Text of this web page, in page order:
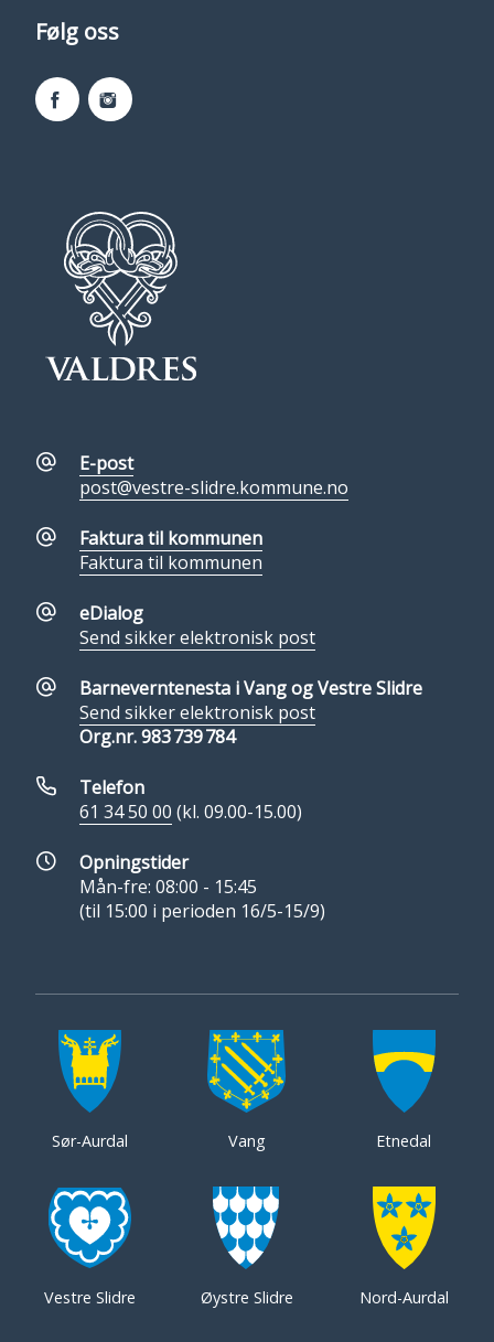
Følg oss
FacebookInstagram
E-post
post@vestre-slidre.kommune.no
Faktura til kommunen
Faktura til kommunen
eDialog
Send sikker elektronisk post
Barneverntenesta i Vang og Vestre Slidre
Send sikker elektronisk post
Org.nr. 983 739 784
Telefon
61 34 50 00 (kl. 09.00-15.00)
Opningstider
Mån-fre: 08:00 - 15:45
(til 15:00 i perioden 16/5-15/9)
Sør-Aurdal Vang Etnedal
Vestre Slidre Øystre Slidre Nord-Aurdal